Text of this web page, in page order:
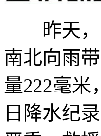
昨天，
南北向雨
量222毫米
日降水纪